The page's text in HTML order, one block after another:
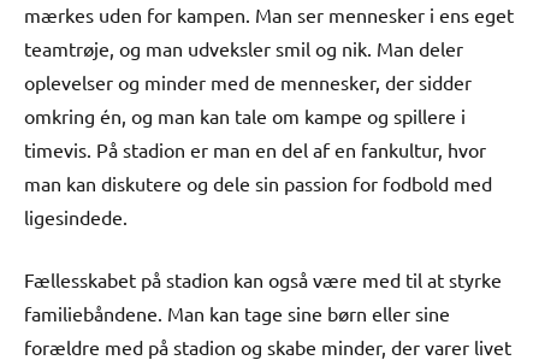
mærkes uden for kampen. Man ser mennesker i ens eget
teamtrøje, og man udveksler smil og nik. Man deler
oplevelser og minder med de mennesker, der sidder
omkring én, og man kan tale om kampe og spillere i
timevis. På stadion er man en del af en fankultur, hvor
man kan diskutere og dele sin passion for fodbold med
ligesindede.
Fællesskabet på stadion kan også være med til at styrke
familiebåndene. Man kan tage sine børn eller sine
forældre med på stadion og skabe minder, der varer livet